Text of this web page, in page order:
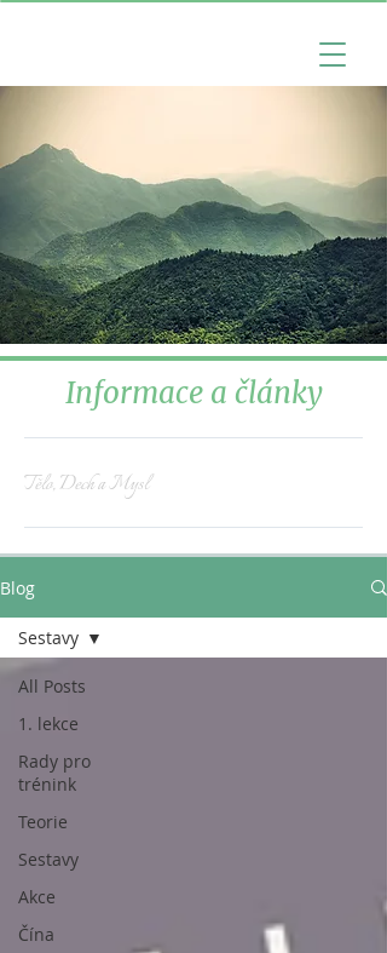
Informace a články
Tělo, Dech a Mysl
Blog
All Posts
1. lekce
Rady pro
trénink
Teorie
Sestavy
Akce
Čína
Sestavy